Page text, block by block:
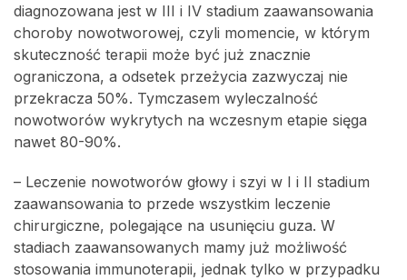
diagnozowana jest w III i IV stadium zaawansowania
choroby nowotworowej, czyli momencie, w którym
skuteczność terapii może być już znacznie
ograniczona, a odsetek przeżycia zazwyczaj nie
przekracza 50%. Tymczasem wyleczalność
nowotworów wykrytych na wczesnym etapie sięga
nawet 80-90%.
– Leczenie nowotworów głowy i szyi w I i II stadium
zaawansowania to przede wszystkim leczenie
chirurgiczne, polegające na usunięciu guza. W
stadiach zaawansowanych mamy już możliwość
stosowania immunoterapii, jednak tylko w przypadku